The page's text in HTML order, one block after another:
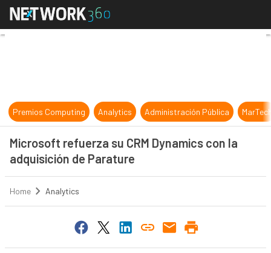
Microsoft refuerza su CRM
Premios Computing Analytics Administración Pública
Microsoft refuerza su CRM Dynamics con la
adquisición de Parature
Home Analytics